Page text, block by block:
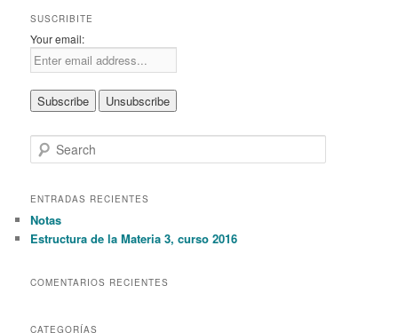
SUSCRIBITE
Your email:
e
r
h
ENTRADAS RECIENTES
Notas
Estructura de la Materia 3, curso 2016
COMENTARIOS RECIENTES
CATEGORÍAS